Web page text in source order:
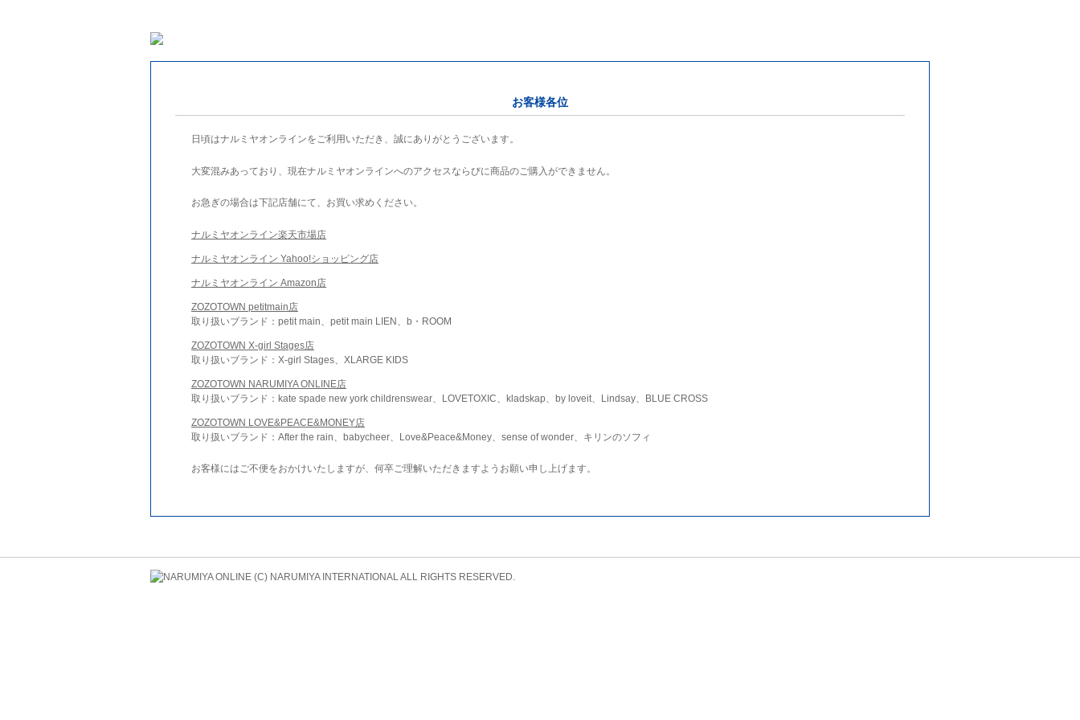
お客様各位
日頃はナルミヤオンラインをご利用いただき、誠にありがとうございます。
大変混みあっており、現在ナルミヤオンラインへのアクセスならびに商品のご購入ができません。
お急ぎの場合は下記店舗にて、お買い求めください。
ナルミヤオンライン楽天市場店
ナルミヤオンライン Yahoo!ショッピング店
ナルミヤオンライン Amazon店
ZOZOTOWN petitmain店
取り扱いブランド：petit main、petit main LIEN、b・ROOM
ZOZOTOWN X-girl Stages店
取り扱いブランド：X-girl Stages、XLARGE KIDS
ZOZOTOWN NARUMIYA ONLINE店
取り扱いブランド：kate spade new york childrenswear、LOVETOXIC、kladskap、by loveit、Lindsay、BLUE CROSS
ZOZOTOWN LOVE&PEACE&MONEY店
取り扱いブランド：After the rain、babycheer、Love&Peace&Money、sense of wonder、キリンのソフィ
お客様にはご不便をおかけいたしますが、何卒ご理解いただきますようお願い申し上げます。